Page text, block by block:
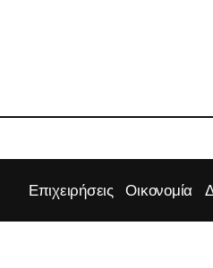
Επιχειρήσεις Οικονομία